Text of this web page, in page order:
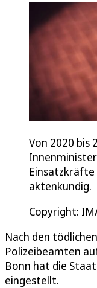
Von 2020 bis
aktenkundig.
Copyright:
Nach den
Polizeibeamten
Bonn hat die
eingestellt.